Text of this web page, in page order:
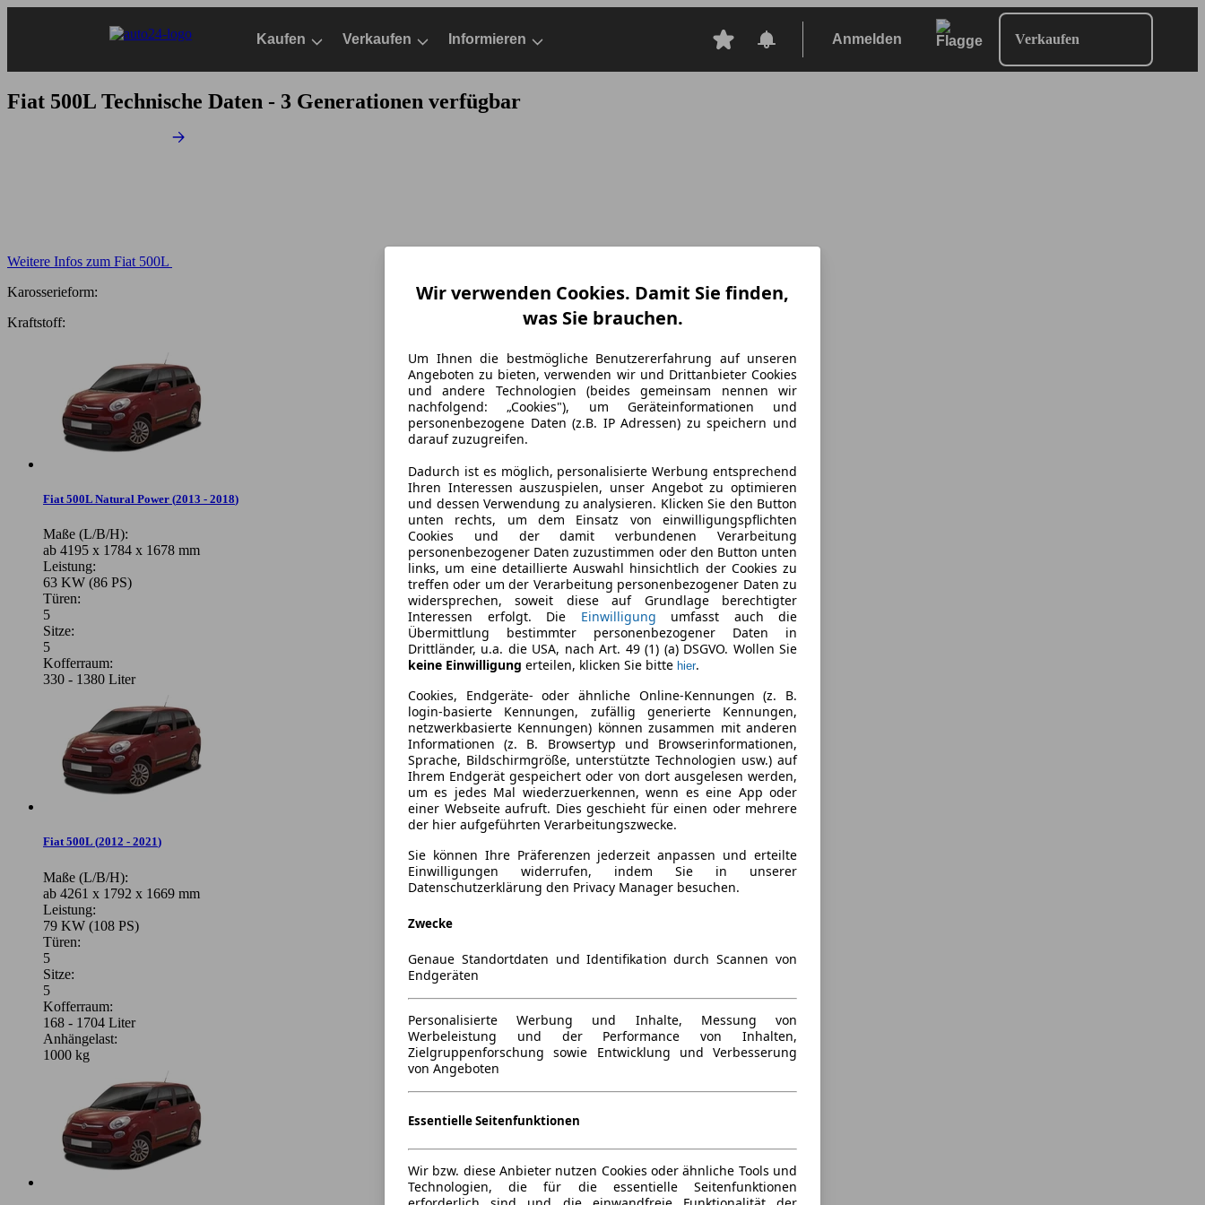
Kaufen Verkaufen Informieren Anmelden Verkaufen
Fiat 500L Technische Daten - 3 Generationen verfügbar
Weitere Infos zum Fiat 500L
Karosserieform:
Kraftstoff:
Fiat 500L Natural Power (2013 - 2018)
Maße (L/B/H):
ab 4195 x 1784 x 1678 mm
Leistung:
63 KW (86 PS)
Türen:
5
Sitze:
5
Kofferraum:
330 - 1380 Liter
Fiat 500L (2012 - 2021)
Maße (L/B/H):
ab 4261 x 1792 x 1669 mm
Leistung:
79 KW (108 PS)
Türen:
5
Sitze:
5
Kofferraum:
168 - 1704 Liter
Anhängelast:
1000 kg
Wir verwenden Cookies. Damit Sie finden,
was Sie brauchen.
Um Ihnen die bestmögliche Benutzererfahrung auf unseren
Angeboten zu bieten, verwenden wir und Drittanbieter Cookies
und andere Technologien (beides gemeinsam nennen wir
nachfolgend: „Cookies"), um Geräteinformationen und
personenbezogene Daten (z.B. IP Adressen) zu speichern und
darauf zuzugreifen.
Dadurch ist es möglich, personalisierte Werbung entsprechend
Ihren Interessen auszuspielen, unser Angebot zu optimieren
und dessen Verwendung zu analysieren. Klicken Sie den Button
unten rechts, um dem Einsatz von einwilligungspflichten
Cookies und der damit verbundenen Verarbeitung
personenbezogener Daten zuzustimmen oder den Button unten
links, um eine detaillierte Auswahl hinsichtlich der Cookies zu
treffen oder um der Verarbeitung personenbezogener Daten zu
widersprechen, soweit diese auf Grundlage berechtigter
Interessen erfolgt. Die Einwilligung umfasst auch die
Übermittlung bestimmter personenbezogener Daten in
Drittländer, u.a. die USA, nach Art. 49 (1) (a) DSGVO. Wollen Sie
keine Einwilligung erteilen, klicken Sie bitte hier.
Cookies, Endgeräte- oder ähnliche Online-Kennungen (z. B.
login-basierte Kennungen, zufällig generierte Kennungen,
netzwerkbasierte Kennungen) können zusammen mit anderen
Informationen (z. B. Browsertyp und Browserinformationen,
Sprache, Bildschirmgröße, unterstützte Technologien usw.) auf
Ihrem Endgerät gespeichert oder von dort ausgelesen werden,
um es jedes Mal wiederzuerkennen, wenn es eine App oder
einer Webseite aufruft. Dies geschieht für einen oder mehrere
der hier aufgeführten Verarbeitungszwecke.
Sie können Ihre Präferenzen jederzeit anpassen und erteilte
Einwilligungen widerrufen, indem Sie in unserer
Datenschutzerklärung den Privacy Manager besuchen.
Zwecke
Genaue Standortdaten und Identifikation durch Scannen von
Endgeräten
Personalisierte Werbung und Inhalte, Messung von
Werbeleistung und der Performance von Inhalten,
Zielgruppenforschung sowie Entwicklung und Verbesserung
von Angeboten
Essentielle Seitenfunktionen
Wir bzw. diese Anbieter nutzen Cookies oder ähnliche Tools und
Technologien, die für die essentielle Seitenfunktionen